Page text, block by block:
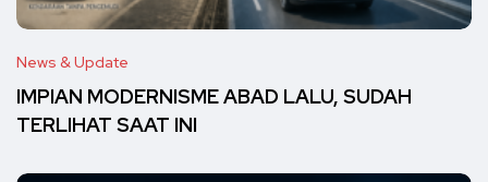
News & Update
IMPIAN MODERNISME ABAD LALU, SUDAH
TERLIHAT SAAT INI